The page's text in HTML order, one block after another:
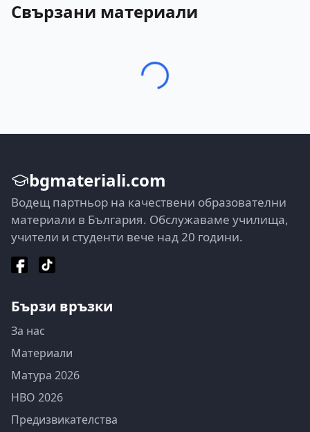
Свързани материали
bgmateriali.com
Водещ партньор на качествени образователни
материали в България. Обслужаваме училища,
учители и студенти вече над 20 години.
Бързи връзки
За нас
Материали
Матура 2026
НВО 2026
Предизвикателства